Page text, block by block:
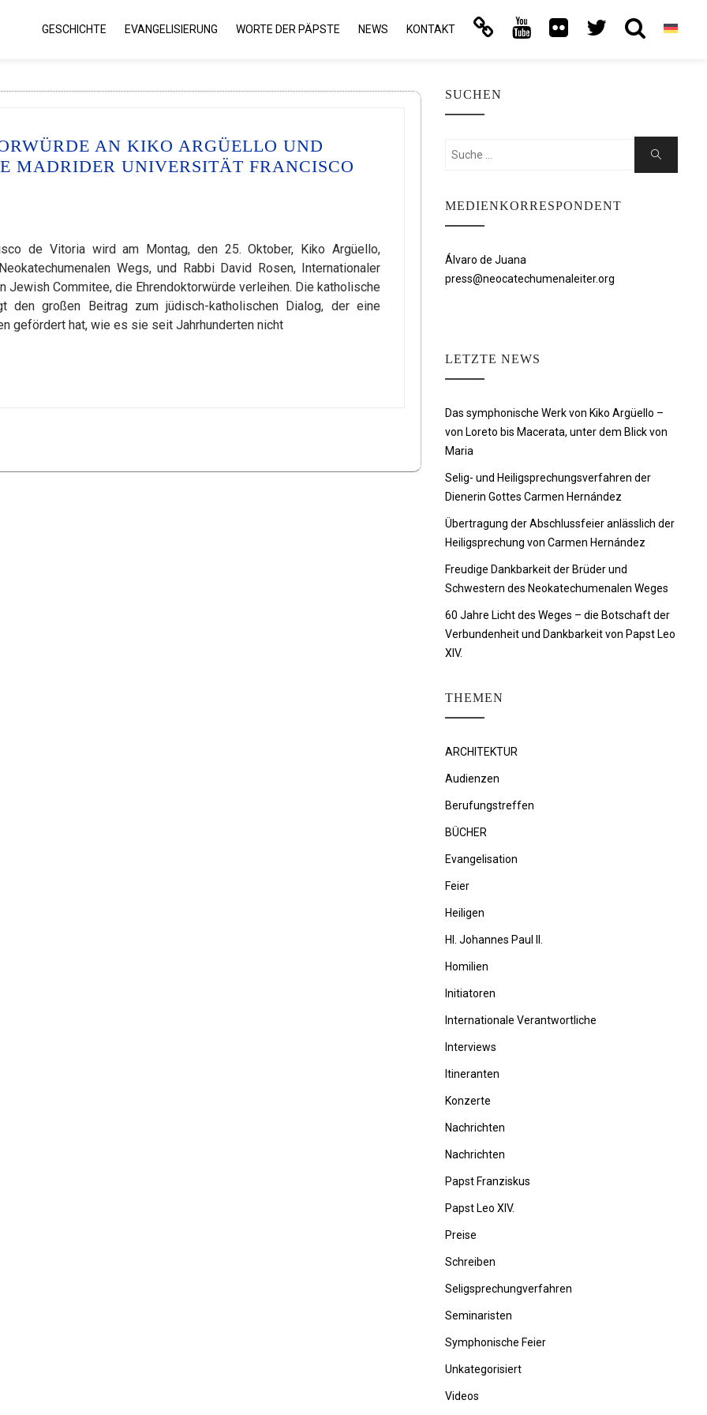
GESCHICHTE EVANGELISIERUNG WORTE DER PÄPSTE NEWS KONTAKT
AN KIKO ARGÜELLO UND
MADRIDER UNIVERSITÄT FRANCISCO
de Vitoria wird am Montag, den 25. Oktober, Kiko Argüello,
Wegs, und Rabbi David Rosen, Internationaler
Commitee, die Ehrendoktorwürde verleihen. Die katholische
den großen Beitrag zum jüdisch-katholischen Dialog, der eine
gefördert hat, wie es sie seit Jahrhunderten nicht
SUCHEN
Suchen
Suche
MEDIENKORRESPONDENT
Álvaro de Juana
press@neocatechumenaleiter.org
LETZTE NEWS
Das symphonische Werk von Kiko Argüello –
von Loreto bis Macerata, unter dem Blick von
Maria
Selig- und Heiligsprechungsverfahren der
Dienerin Gottes Carmen Hernández
Übertragung der Abschlussfeier anlässlich der
Heiligsprechung von Carmen Hernández
Freudige Dankbarkeit der Brüder und
Schwestern des Neokatechumenalen Weges
60 Jahre Licht des Weges – die Botschaft der
Verbundenheit und Dankbarkeit von Papst Leo
XIV.
THEMEN
ARCHITEKTUR
Audienzen
Berufungstreffen
BÜCHER
Evangelisation
Feier
Heiligen
Hl. Johannes Paul II.
Homilien
Initiatoren
Internationale Verantwortliche
Interviews
Itineranten
Konzerte
Nachrichten
Nachrichten
Papst Franziskus
Papst Leo XIV.
Preise
Schreiben
Seligsprechungverfahren
Seminaristen
Symphonische Feier
Unkategorisiert
Videos